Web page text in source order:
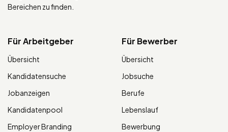
Bereichen zu finden.
Für Arbeitgeber
Übersicht
Kandidatensuche
Jobanzeigen
Kandidatenpool
Employer Branding
Für Bewerber
Übersicht
Jobsuche
Berufe
Lebenslauf
Bewerbung